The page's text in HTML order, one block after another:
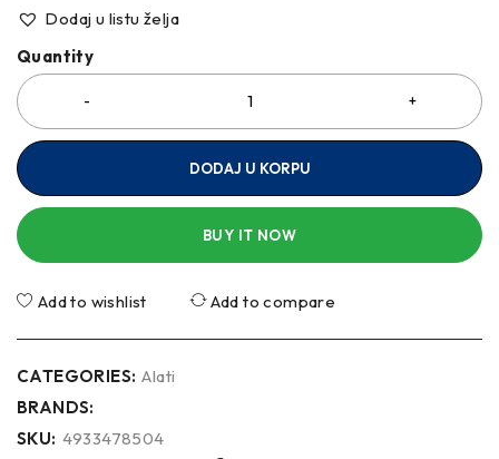
Dodaj u listu želja
Quantity
DODAJ U KORPU
BUY IT NOW
Add to wishlist Add to compare
CATEGORIES: Alati
BRANDS:
SKU: 4933478504